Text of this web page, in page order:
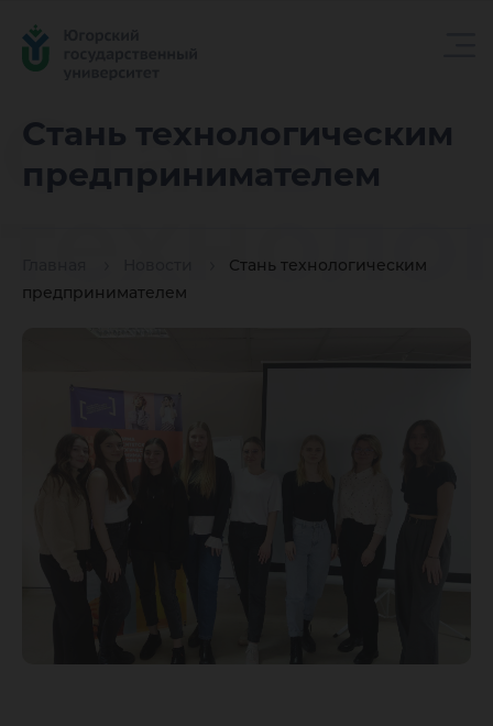
Стань технологическим
предпринимателем
Стань технологическим
предпринимателем
Стань